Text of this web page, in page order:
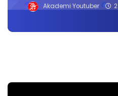
Akademi Youtuber